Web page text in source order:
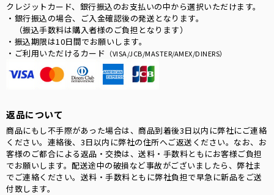
クレジットカード、銀行振込のお支払いの中から選択いただけます。
・銀行振込の場合、ご入金確認後の発送となります。
（振込手数料は購入者様のご負担となります）
・振込期限は10日間でお願いします。
・ご利用いただけるカード
（VISA/JCB/MASTER/AMEX/DINERS）
返品について
商品にもし不手際があった場合は、商品到着後3日以内に弊社にご連絡
ください。連絡後、3日以内に弊社の住所へご返送ください。なお、お
客様のご都合による返品・交換は、送料・手数料ともにお客様ご負担
でお願いします。配送途中の破損など事故がございましたら、弊社ま
でご連絡ください。送料・手数料ともに弊社負担で早急に新品をご送
付致します。